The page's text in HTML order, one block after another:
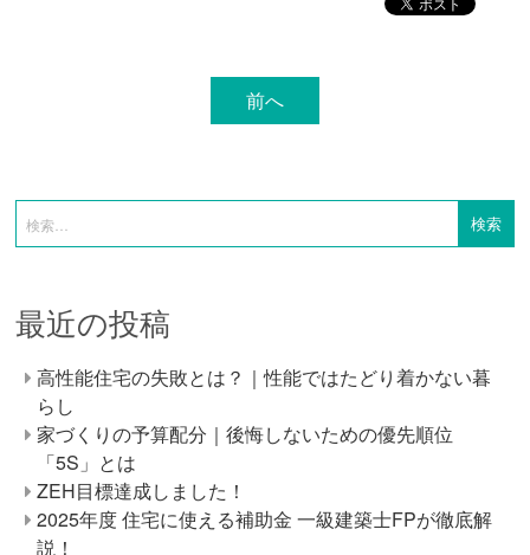
前へ
最近の投稿
高性能住宅の失敗とは？｜性能ではたどり着かない暮
らし
家づくりの予算配分｜後悔しないための優先順位
「5S」とは
ZEH目標達成しました！
2025年度 住宅に使える補助金 一級建築士FPが徹底解
説！